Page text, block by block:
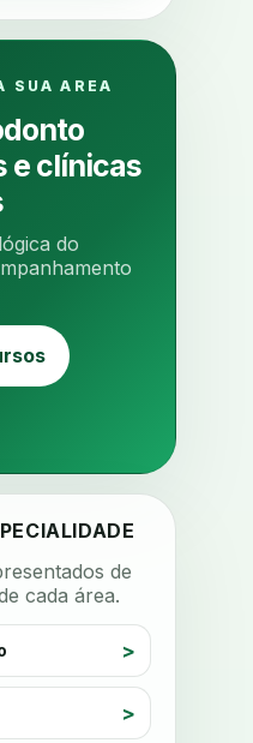
digital
funcional
anamnese
infantil
SUA AREA
e clínicas
do
de
cada área.